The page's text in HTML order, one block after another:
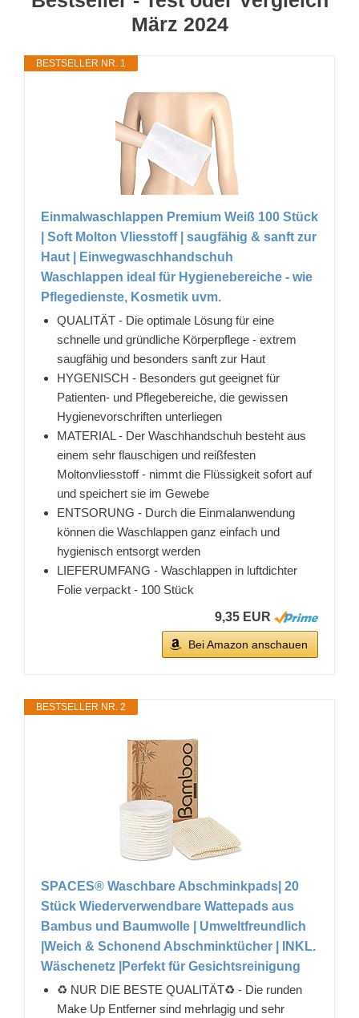
März 2024
BESTSELLER NR. 1
Einmalwaschlappen Premium Weiß 100 Stück
| Soft Molton Vliesstoff | saugfähig & sanft zur
Haut | Einwegwaschhandschuh
Waschlappen ideal für Hygienebereiche - wie
Pflegedienste, Kosmetik uvm.
QUALITÄT - Die optimale Lösung für eine
schnelle und gründliche Körperpflege - extrem
saugfähig und besonders sanft zur Haut
HYGENISCH - Besonders gut geeignet für
Patienten- und Pflegebereiche, die gewissen
Hygienevorschriften unterliegen
MATERIAL - Der Waschhandschuh besteht aus
einem sehr flauschigen und reißfesten
Moltonvliesstoff - nimmt die Flüssigkeit sofort auf
und speichert sie im Gewebe
ENTSORUNG - Durch die Einmalanwendung
können die Waschlappen ganz einfach und
hygienisch entsorgt werden
LIEFERUMFANG - Waschlappen in luftdichter
Folie verpackt - 100 Stück
9,35 EUR
Bei Amazon anschauen
BESTSELLER NR. 2
SPACES® Waschbare Abschminkpads| 20
Stück Wiederverwendbare Wattepads aus
Bambus und Baumwolle | Umweltfreundlich
|Weich & Schonend Abschminktücher | INKL.
Wäschenetz |Perfekt für Gesichtsreinigung
♻️ NUR DIE BESTE QUALITÄT♻️ - Die runden
Make Up Entferner sind mehrlagig und sehr